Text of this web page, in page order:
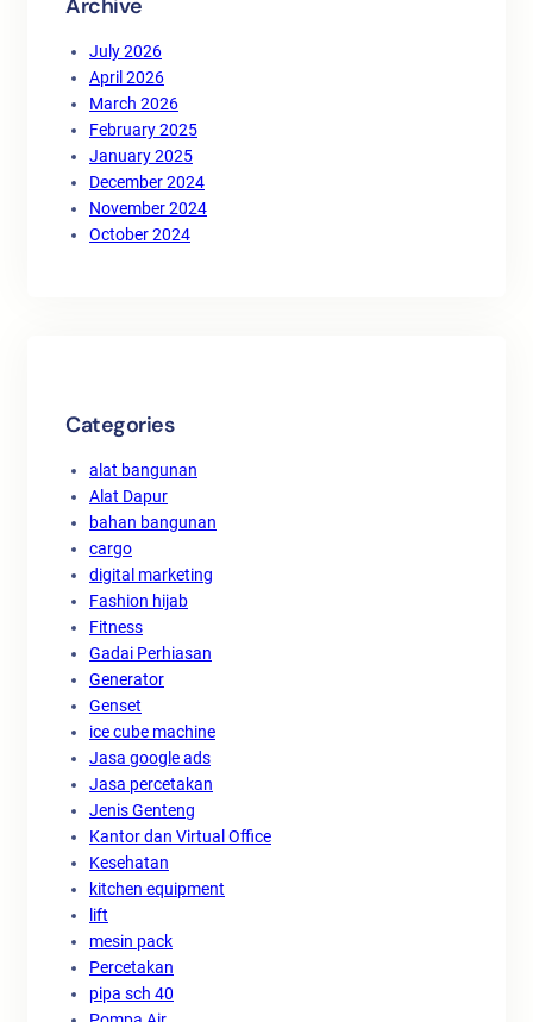
July 2026
April 2026
March 2026
February 2025
January 2025
December 2024
November 2024
October 2024
Categories
alat bangunan
Alat Dapur
bahan bangunan
cargo
digital marketing
Fashion hijab
Fitness
Gadai Perhiasan
Generator
Genset
ice cube machine
Jasa google ads
Jasa percetakan
Jenis Genteng
Kantor dan Virtual Office
Kesehatan
kitchen equipment
lift
mesin pack
Percetakan
pipa sch 40